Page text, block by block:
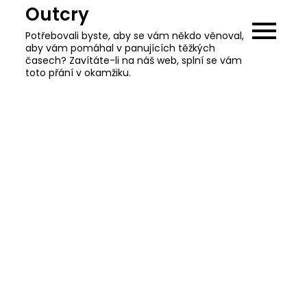
content
Outcry
Potřebovali byste, aby se vám někdo věnoval,
aby vám pomáhal v panujících těžkých
časech? Zavítáte-li na náš web, splní se vám
toto přání v okamžiku.